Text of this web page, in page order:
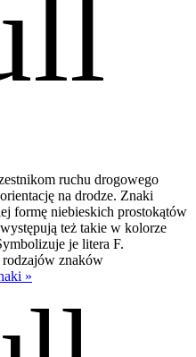
ruchu drogowego
na drodze. Znaki
formę niebieskich prostokątów
też takie w kolorze
je litera F.
znaków
»